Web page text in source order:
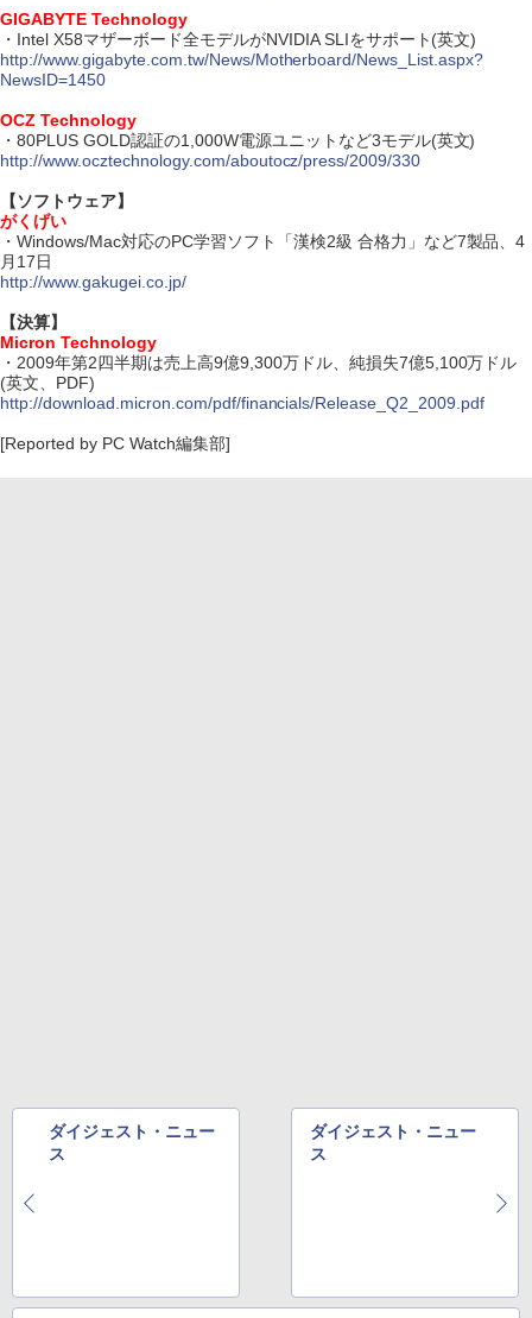
GIGABYTE Technology
・Intel X58マザーボード全モデルがNVIDIA SLIをサポート(英文)
http://www.gigabyte.com.tw/News/Motherboard/News_List.aspx?
NewsID=1450
OCZ Technology
・80PLUS GOLD認証の1,000W電源ユニットなど3モデル(英文)
http://www.ocztechnology.com/aboutocz/press/2009/330
【ソフトウェア】
がくげい
・Windows/Mac対応のPC学習ソフト「漢検2級 合格力」など7製品、4
月17日
http://www.gakugei.co.jp/
【決算】
Micron Technology
・2009年第2四半期は売上高9億9,300万ドル、純損失7億5,100万ドル
(英文、PDF)
http://download.micron.com/pdf/financials/Release_Q2_2009.pdf
[Reported by PC Watch編集部]
ダイジェスト・ニュー
ス
ダイジェスト・ニュー
ス